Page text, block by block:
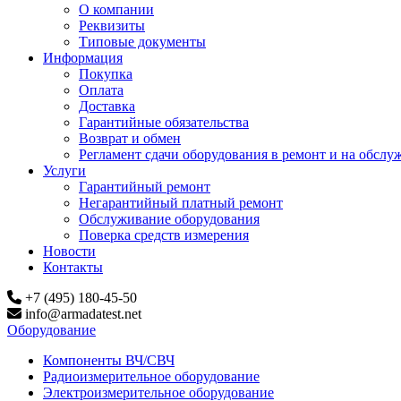
О компании
Реквизиты
Типовые документы
Информация
Покупка
Оплата
Доставка
Гарантийные обязательства
Возврат и обмен
Регламент сдачи оборудования в ремонт и на
Услуги
Гарантийный ремонт
Негарантийный платный ремонт
Обслуживание оборудования
Поверка средств измерения
Новости
Контакты
+7 (495) 180-45-50
info@armadatest.net
Оборудование
Компоненты ВЧ/СВЧ
Радиоизмерительное оборудование
Электроизмерительное оборудование